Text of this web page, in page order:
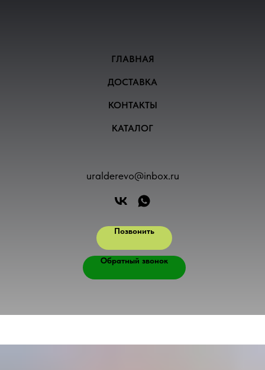
ГЛАВНАЯ
ДОСТАВКА
КОНТАКТЫ
КАТАЛОГ
uralderevo@inbox.ru
Позвонить
Обратный звонок